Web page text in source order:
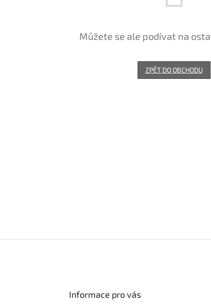
Můžete se ale podívat na
ZPĚT DO OBCHODU
Informace pro vás